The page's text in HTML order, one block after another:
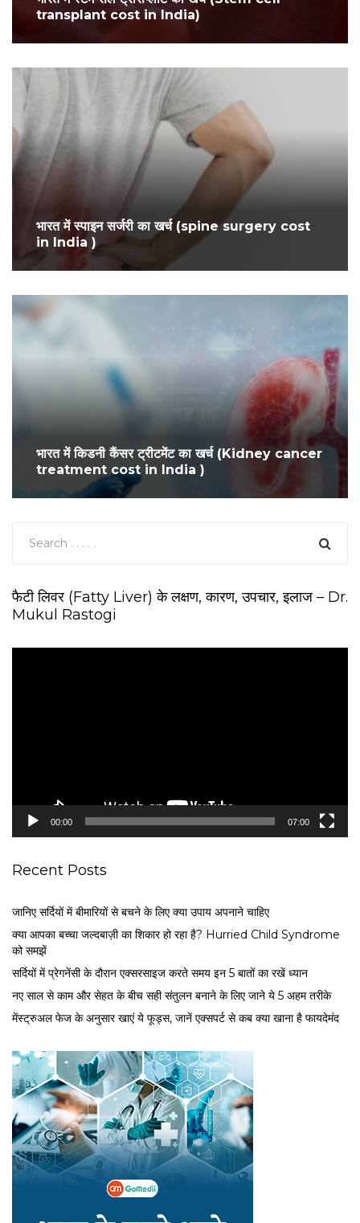
transplant cost in India)
भारत में स्पाइन सर्जरी का खर्च (spine surgery cost
in India )
भारत में किडनी कैंसर ट्रीटमेंट का खर्च (Kidney cancer
treatment cost in India )
फैटी लिवर (Fatty Liver) के लक्षण, कारण, उपचार, इलाज – Dr.
Mukul Rastogi
00:00 07:00
Recent Posts
जानिए सर्दियों में बीमारियों से बचने के लिए क्या उपाय अपनाने चाहिए
क्या आपका बच्चा जल्दबाज़ी का शिकार हो रहा है? Hurried Child Syndrome
को समझें
सर्द‍ियों में प्रेगनेंसी के दौरान एक्सरसाइज करते समय इन 5 बातों का रखें ध्यान
नए साल से काम और सेहत के बीच सही संतुलन बनाने के लिए जाने ये 5 अहम तरीके
मेंस्ट्रुअल फेज के अनुसार खाएं ये फूड्स, जानें एक्सपर्ट से कब क्या खाना है फायदेमंद